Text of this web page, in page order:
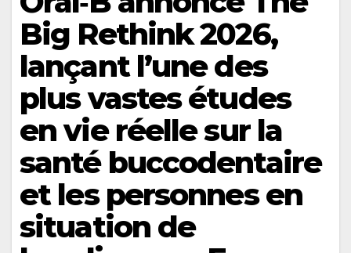
Big Rethink 2026,
lançant l’une des
plus vastes études
en vie réelle sur la
santé buccodentaire
et les personnes en
situation de